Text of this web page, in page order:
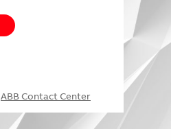
ABB Contact Center